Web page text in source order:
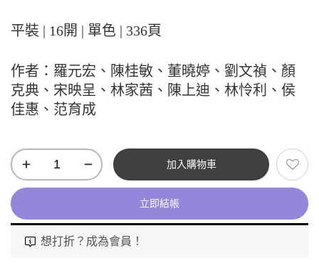
平裝 | 16開 | 單色 | 336頁
作者：羅元宏、陳桂敏、董曉婷、劉文禎、顏
克典、宋映呈、林家茜、陳上迪、林怜利、侯
佳惠、范育成
加入購物車
立即結帳
想打折？成為會員！